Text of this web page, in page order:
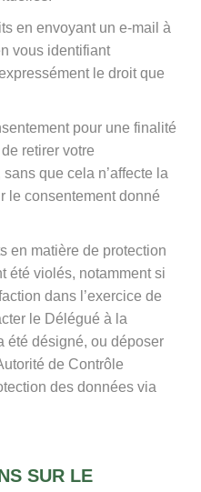
en envoyant un e-mail à
vous identifiant
le droit que
pour une finalité
retirer votre
que cela n’affecte la
le consentement donné
en matière de protection
été violés, notamment si
dans l’exercice de
le Délégué à la
été désigné, ou déposer
de Contrôle
des données via
SUR LE